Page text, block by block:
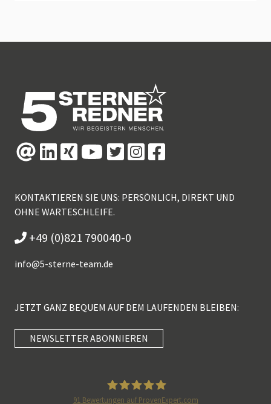
KONTAKTIEREN SIE UNS: PERSÖNLICH, DIREKT UND
OHNE WARTESCHLEIFE.
+49 (0)821 790040-0
info@5-sterne-team.de
JETZT GANZ BEQUEM AUF DEM LAUFENDEN BLEIBEN:
NEWSLETTER ABONNIEREN
91Bewertungen auf ProvenExpert.com
SEHR GUT